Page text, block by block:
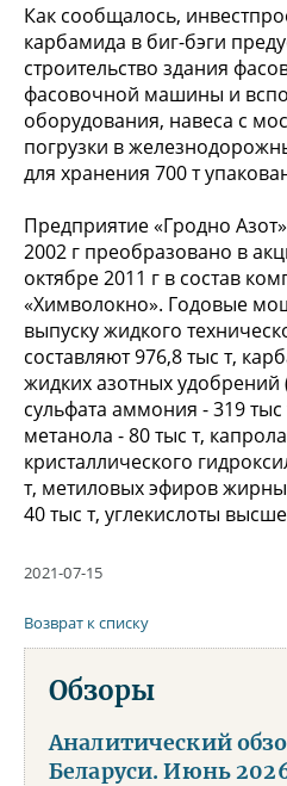
Как сообщалось,
карбамида в биг-бэги
строительство здания
фасовочной машины и
оборудования, навеса с
погрузки в
для хранения 700 т
Предприятие «Гродно
2002 г преобразовано в
октябре 2011 г в состав
«Химволокно». Годовые
выпуску жидкого
составляют 976,8 тыс т,
жидких азотных удобрений
сульфата аммония - 319 тыс
метанола - 80 тыс т,
кристаллического
т, метиловых эфиров
40 тыс т, углекислоты
2021-07-15
Возврат к списку
Обзоры
Аналитический
Беларуси. Июнь